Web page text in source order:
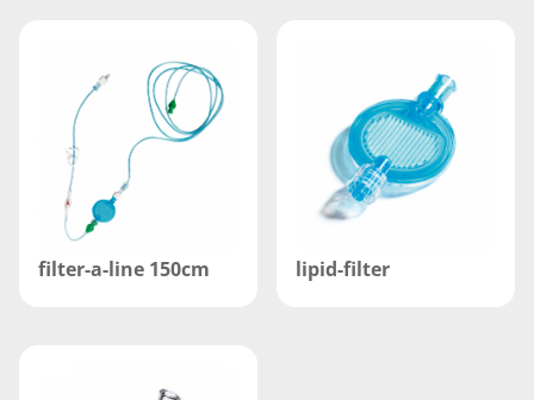
filter-a-line 150cm lipid-filter